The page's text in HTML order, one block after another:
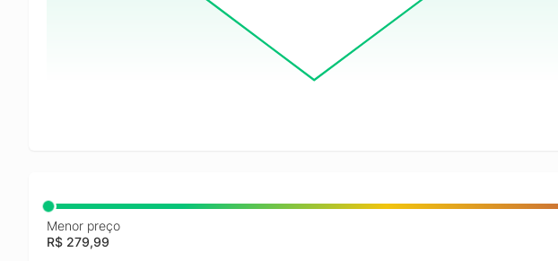
Menor preço
R$ 279,99